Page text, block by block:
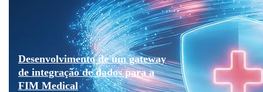
Desenvolvimento de um gateway
de integração de dados para a
FIM Medical